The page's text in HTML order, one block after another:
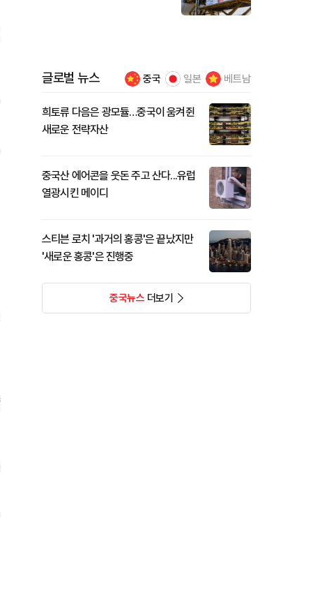
글로벌 뉴스 중국 일본 베트남
희토류 다음은 광모듈…중국이 움켜쥔
새로운 전략자산
중국산 에어콘을 웃돈 주고 산다...유럽
열광시킨 메이디
스티븐 로치 '과거의 홍콩'은 끝났지만
'새로운 홍콩'은 진행중
중국뉴스더보기